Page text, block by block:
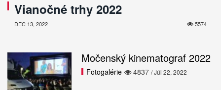
Vianočné trhy 2022
5574
DEC 13, 2022
Močenský kinematograf 2022
4837
Fotogalérie / Júl 22, 2022